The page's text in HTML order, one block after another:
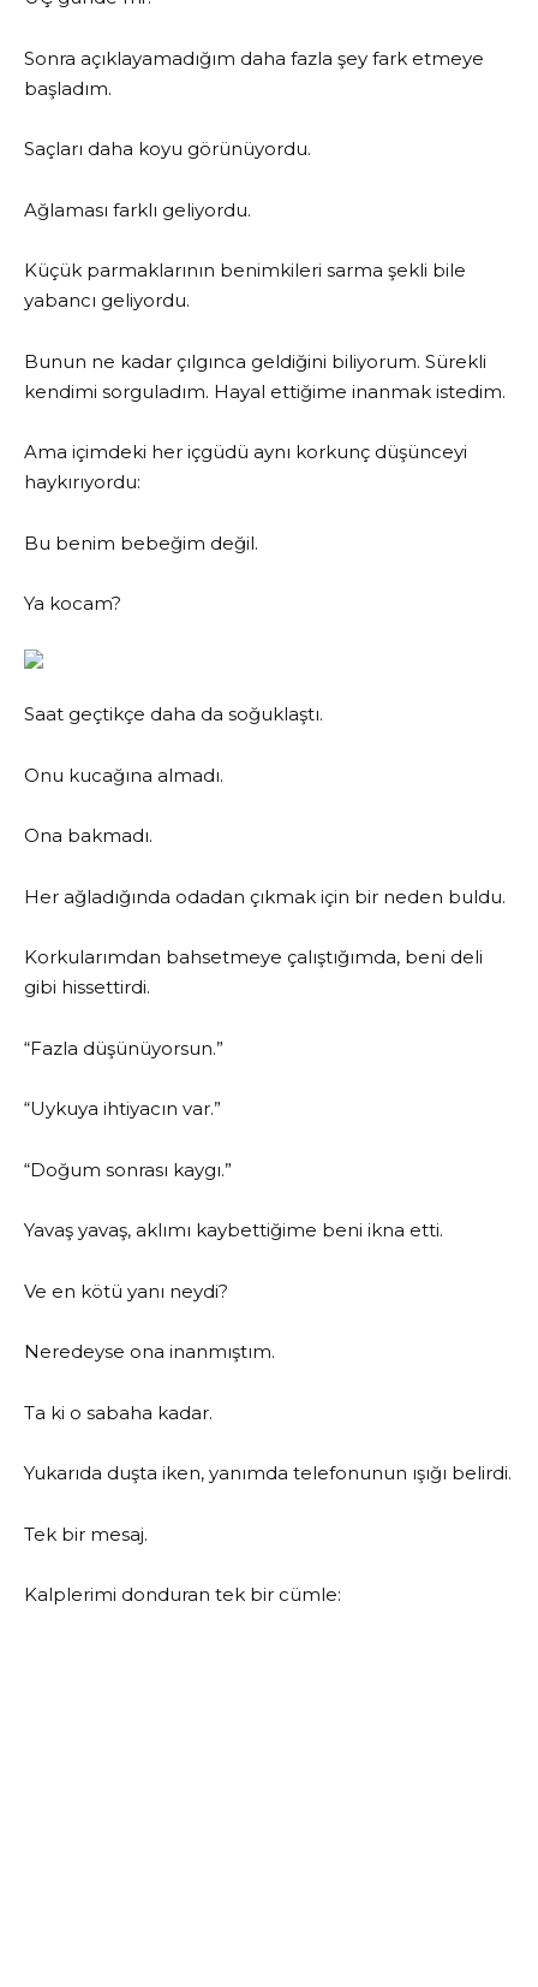
Sonra açıklayamadığım daha fazla şey fark etmeye
başladım.
Saçları daha koyu görünüyordu.
Ağlaması farklı geliyordu.
Küçük parmaklarının benimkileri sarma şekli bile
yabancı geliyordu.
Bunun ne kadar çılgınca geldiğini biliyorum. Sürekli
kendimi sorguladım. Hayal ettiğime inanmak istedim.
Ama içimdeki her içgüdü aynı korkunç düşünceyi
haykırıyordu:
Bu benim bebeğim değil.
Ya kocam?
Saat geçtikçe daha da soğuklaştı.
Onu kucağına almadı.
Ona bakmadı.
Her ağladığında odadan çıkmak için bir neden buldu.
Korkularımdan bahsetmeye çalıştığımda, beni deli
gibi hissettirdi.
“Fazla düşünüyorsun.”
“Uykuya ihtiyacın var.”
“Doğum sonrası kaygı.”
Yavaş yavaş, aklımı kaybettiğime beni ikna etti.
Ve en kötü yanı neydi?
Neredeyse ona inanmıştım.
Ta ki o sabaha kadar.
Yukarıda duşta iken, yanımda telefonunun ışığı belirdi.
Tek bir mesaj.
Kalplerimi donduran tek bir cümle: